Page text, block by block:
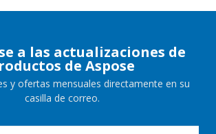
a las actualizaciones de
de Aspose
y ofertas mensuales directamente en su
casilla de correo.